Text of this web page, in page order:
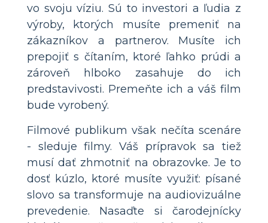
vo svoju víziu. Sú to investori a ľudia z
výroby, ktorých musíte premeniť na
zákazníkov a partnerov. Musíte ich
prepojiť s čítaním, ktoré ľahko prúdi a
zároveň hlboko zasahuje do ich
predstavivosti. Premeňte ich a váš film
bude vyrobený.
Filmové publikum však nečíta scenáre
- sleduje filmy. Váš prípravok sa tiež
musí dať zhmotniť na obrazovke. Je to
dosť kúzlo, ktoré musíte využiť: písané
slovo sa transformuje na audiovizuálne
prevedenie. Nasaďte si čarodejnícky